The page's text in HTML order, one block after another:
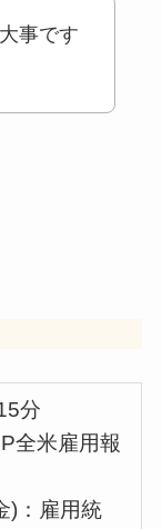
事です
分
米雇用報
)：雇用統